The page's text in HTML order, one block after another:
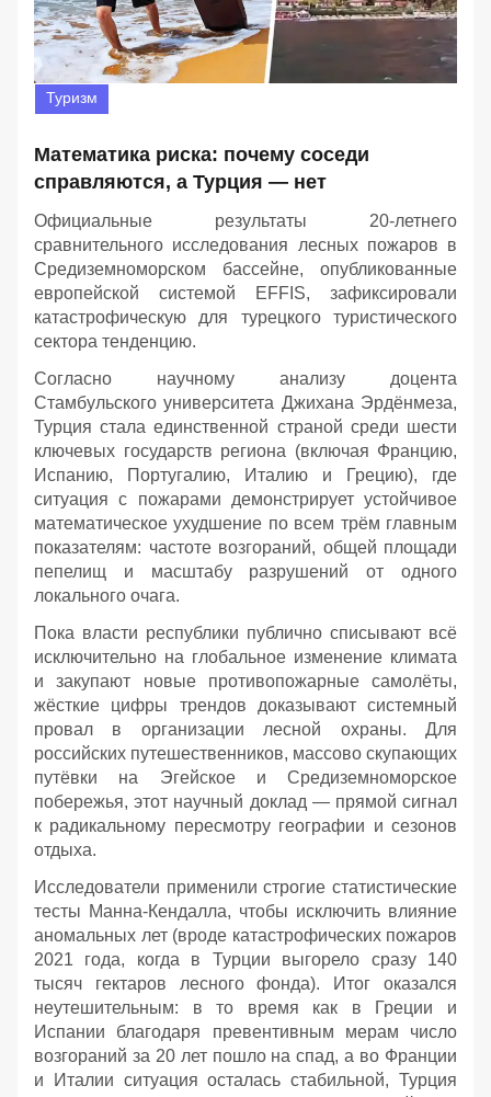
Туризм
Математика риска: почему соседи
справляются, а Турция — нет
Официальные результаты 20-летнего
сравнительного исследования лесных пожаров в
Средиземноморском бассейне, опубликованные
европейской системой EFFIS, зафиксировали
катастрофическую для турецкого туристического
сектора тенденцию.
Согласно научному анализу доцента
Стамбульского университета Джихана Эрдёнмеза,
Турция стала единственной страной среди шести
ключевых государств региона (включая Францию,
Испанию, Португалию, Италию и Грецию), где
ситуация с пожарами демонстрирует устойчивое
математическое ухудшение по всем трём главным
показателям: частоте возгораний, общей площади
пепелищ и масштабу разрушений от одного
локального очага.
Пока власти республики публично списывают всё
исключительно на глобальное изменение климата
и закупают новые противопожарные самолёты,
жёсткие цифры трендов доказывают системный
провал в организации лесной охраны. Для
российских путешественников, массово скупающих
путёвки на Эгейское и Средиземноморское
побережья, этот научный доклад — прямой сигнал
к радикальному пересмотру географии и сезонов
отдыха.
Исследователи применили строгие статистические
тесты Манна-Кендалла, чтобы исключить влияние
аномальных лет (вроде катастрофических пожаров
2021 года, когда в Турции выгорело сразу 140
тысяч гектаров лесного фонда). Итог оказался
неутешительным: в то время как в Греции и
Испании благодаря превентивным мерам число
возгораний за 20 лет пошло на спад, а во Франции
и Италии ситуация осталась стабильной, Турция